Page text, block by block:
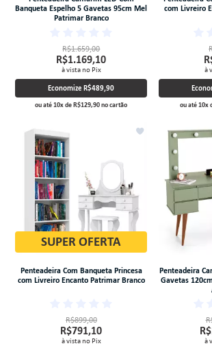
Banqueta Espelho 5 Gavetas 95cm Mel
Patrimar Branco
R$1.659,00
R$1.169,10
à vista no Pix
EconomizeR$489,90
ou até10xdeR$129,90no cartão
com Livreiro
à
ou até10x
SUPER OFERTA
Penteadeira Com Banqueta Princesa
com Livreiro Encanto Patrimar Branco
R$899,00
R$791,10
à vista no Pix
Penteadeira
Gavetas
à